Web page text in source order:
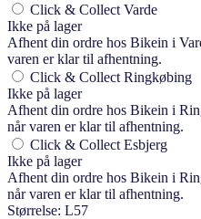
Click & Collect Varde
Ikke på lager
Afhent din ordre hos Bikein i
varen er klar til afhentning.
Click & Collect Ringkøbing
Ikke på lager
Afhent din ordre hos Bikein i
når varen er klar til afhentning.
Click & Collect Esbjerg
Ikke på lager
Afhent din ordre hos Bikein i
når varen er klar til afhentning.
Størrelse: L57